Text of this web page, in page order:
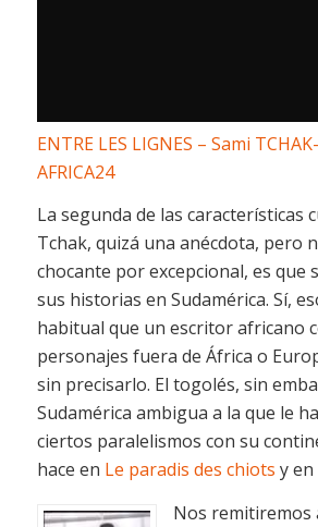
ENTRE LES LIGNES – Sami
AFRICA24
La segunda de las características
Tchak, quizá una anécdota, pero
chocante por excepcional, es que
sus historias en Sudamérica. Sí,
habitual que un escritor africano
personajes fuera de África o
sin precisarlo. El togolés, sin
Sudamérica ambigua a la que le
ciertos paralelismos con su
hace en Le paradis des chiots y en
Nos remitiremos